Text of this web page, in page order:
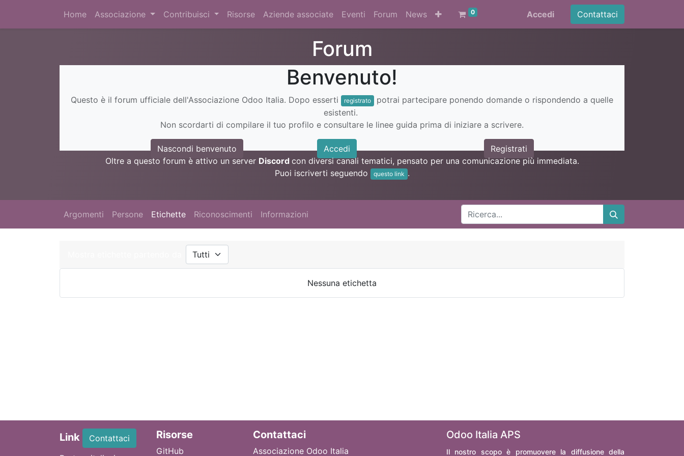
Home Associazione Contribuisci Risorse Aziende associate Eventi Forum News 0 Accedi Contattaci
Forum
Benvenuto!
Questo è il forum ufficiale dell'Associazione Odoo Italia. Dopo esserti registrato
potrai partecipare ponendo domande o rispondendo a quelle
esistenti.
Non scordarti di compilare il tuo profilo e consultare le linee guida prima di iniziare a scrivere.
Nascondi benvenuto Accedi
Registrati
Oltre a questo forum è attivo un server Discord con diversi canali tematici, pensato per una comunicazione più immediata.
Puoi iscriverti seguendo
questo link .
Argomenti Persone Etichette Riconoscimenti Informazioni
Nessuna etichetta
Link
Contattaci
Risorse
GitHub
Contattaci
Associazione Odoo Italia
Odoo Italia APS
Il nostro scopo è promuovere la diffusione della